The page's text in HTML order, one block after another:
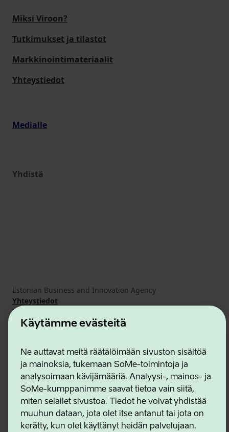
Käytämme evästeitä
Ne auttavat meitä räätälöimään sivuston sisältöä
ja mainoksia, tukemaan SoMe-toimintoja ja
analysoimaan kävijämääriä. Analyysi-, mainos- ja
SoMe-kumppanimme saavat tietoa vain siitä,
miten selailet sivustoa. Tiedot he voivat yhdistää
muuhun dataan, jota olet itse antanut tai jota on
kerätty, kun olet käyttänyt heidän palvelujaan.
Miksi Viroon?
Tutkimukset ja tilastot
Markkinointimateriaalit
Yhteystiedot
Medialle
Yhdistä
Estonian Business and Innovation Agency
Yhteystiedot
Yhteistyökumppanit
Käyttöehdot